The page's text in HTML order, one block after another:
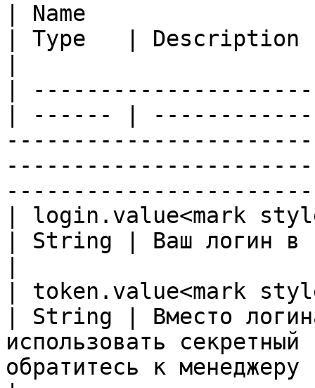
| Name
| Type   | Description
|
| ------ |
| login.value<mark
| String | Ваш логин в
| token.value<mark
| String | Вместо
использовать
обратитесь к менеджеру